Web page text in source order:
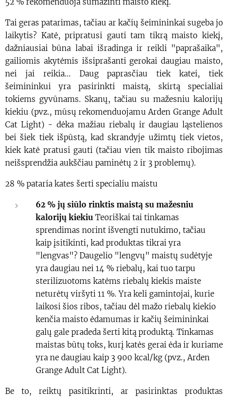
Tai geras patarimas, tačiau ar kačių šeimininkai sugeba jo
laikytis? Katė, pripratusi gauti tam tikrą maisto kiekį,
dažniausiai būna labai išradinga ir reikli "paprašaika",
gailiomis akytėmis išsiprašanti gerokai daugiau maisto,
nei jai reikia... Daug paprasčiau tiek katei, tiek
šeimininkui yra pasirinkti maistą, skirtą specialiai
tokiems gyvūnams. Skanų, tačiau su mažesniu kalorijų
kiekiu (pvz., mūsų rekomenduojamu Arden Grange Adult
Cat Light) - dėka mažiau riebalų ir daugiau ląstelienos
bei šiek tiek išpūstą, kad skrandyje užimtų tiek vietos,
kiek katė pratusi gauti (tačiau vien tik maisto ribojimas
neišsprendžia aukščiau paminėtų 2 ir 3 problemų).
28 % pataria kates šerti specialiu maistu
62 % jų siūlo rinktis maistą su mažesniu
kalorijų kiekiu Teoriškai tai tinkamas
sprendimas norint išvengti nutukimo, tačiau
kaip įsitikinti, kad produktas tikrai yra
"lengvas"? Daugelio "lengvų" maistų sudėtyje
yra daugiau nei 14 % riebalų, kai tuo tarpu
sterilizuotoms katėms riebalų kiekis maiste
neturėtų viršyti 11 %. Yra keli gamintojai, kurie
laikosi šios ribos, tačiau dėl mažo riebalų kiekio
kenčia maisto ėdamumas ir kačių šeimininkai
galų gale pradeda šerti kitą produktą. Tinkamas
maistas būtų toks, kurį katės gerai ėda ir kuriame
yra ne daugiau kaip 3 900 kcal/kg (pvz., Arden
Grange Adult Cat Light).
Be to, reiktų pasitikrinti, ar pasirinktas produktas